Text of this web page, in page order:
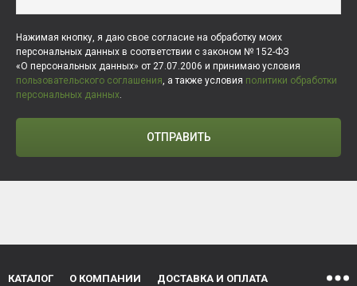
Нажимая кнопку, я даю свое согласие на обработку моих
персональных данных в соответствии с законом № 152-ФЗ
«О персональных данных» от 27.07.2006 и принимаю условия
пользовательского соглашения, а также условия политики обработки
персональных данных.
ОТПРАВИТЬ
КАТАЛОГ О КОМПАНИИ ДОСТАВКА И ОПЛАТА